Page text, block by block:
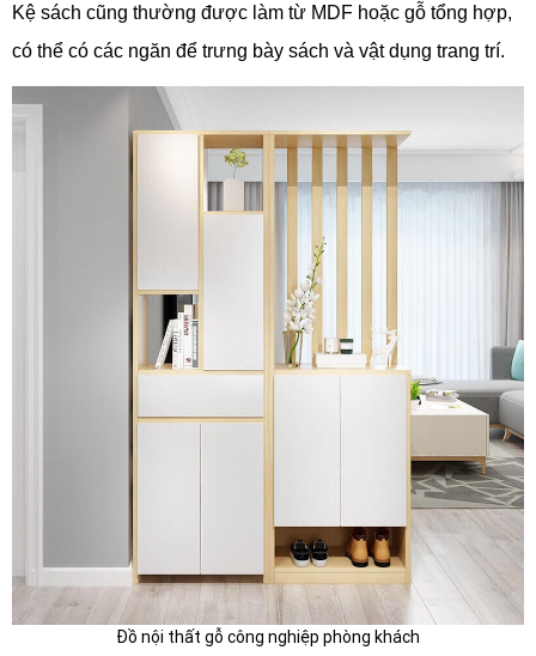
Kệ sách cũng thường được làm từ MDF hoặc gỗ tổng hợp,
có thể có các ngăn để trưng bày sách và vật dụng trang trí.
Đồ nội thất gỗ công nghiệp phòng khách